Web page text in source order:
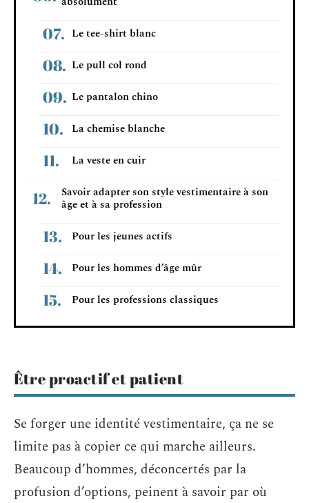
Le tee-shirt blanc
Le pull col rond
Le pantalon chino
La chemise blanche
La veste en cuir
Savoir adapter son style vestimentaire à son
âge et à sa profession
Pour les jeunes actifs
Pour les hommes d’âge mûr
Pour les professions classiques
Être proactif et patient
Se forger une identité vestimentaire, ça ne se
limite pas à copier ce qui marche ailleurs.
Beaucoup d’hommes, déconcertés par la
profusion d’options, peinent à savoir par où